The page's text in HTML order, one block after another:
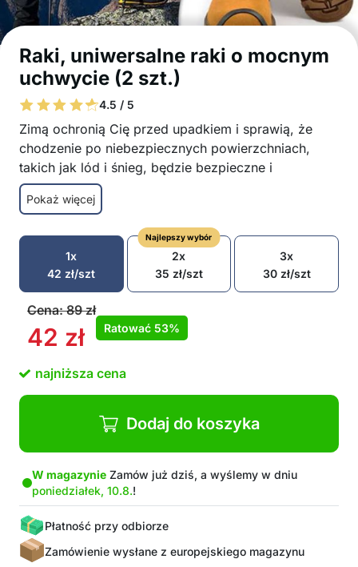
Raki, uniwersalne raki o mocnym
uchwycie (2 szt.)
4.5 / 5
Zimą ochronią Cię przed upadkiem i sprawią, że
chodzenie po niebezpiecznych powierzchniach,
takich jak lód i śnieg, będzie bezpieczne i
przyjemne!
Zapewniają stabilny uchwyt
Raki radzą sobie z lodem i śniegiem
Pasują do każdego obuwia
Wszechstronne zastosowanie
Raki nie przeszkadzają w chodzeniu
Łatwe do założenia
W opakowaniu: 1x para raków
Pokaż więcej
1x
42 zł/szt
Najlepszy wybór
2x
35 zł/szt
3x
30 zł/szt
Cena:89zł
42 zł Ratować 53%
najniższa cena
Dodaj do koszyka
W magazynie Zamów już dziś, a wyślemy w dniu
poniedziałek, 10.8.!
Płatność przy odbiorze
Zamówienie wysłane z europejskiego magazynu